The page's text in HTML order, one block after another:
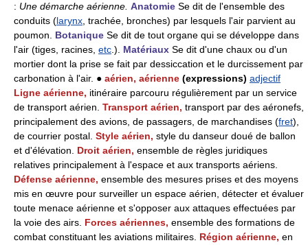
: Une démarche aérienne. Anatomie Se dit de l'ensemble des
conduits (larynx, trachée, bronches) par lesquels l'air parvient au
poumon. Botanique Se dit de tout organe qui se développe dans
l'air (tiges, racines, etc.). Matériaux Se dit d'une chaux ou d'un
mortier dont la prise se fait par dessiccation et le durcissement par
carbonation à l'air. ● aérien, aérienne (expressions) adjectif
Ligne aérienne, itinéraire parcouru régulièrement par un service
de transport aérien. Transport aérien, transport par des aéronefs,
principalement des avions, de passagers, de marchandises (fret),
de courrier postal. Style aérien, style du danseur doué de ballon
et d'élévation. Droit aérien, ensemble de règles juridiques
relatives principalement à l'espace et aux transports aériens.
Défense aérienne, ensemble des mesures prises et des moyens
mis en œuvre pour surveiller un espace aérien, détecter et évaluer
toute menace aérienne et s'opposer aux attaques effectuées par
la voie des airs. Forces aériennes, ensemble des formations de
combat constituant les aviations militaires. Région aérienne, en